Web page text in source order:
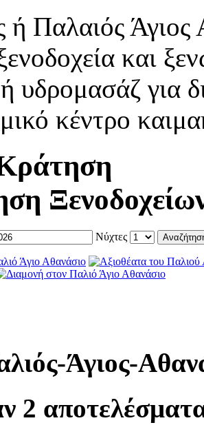
Παλαιός
και
υδρομασάζ για
κέντρο
Νύχτες
Άγιος-
2